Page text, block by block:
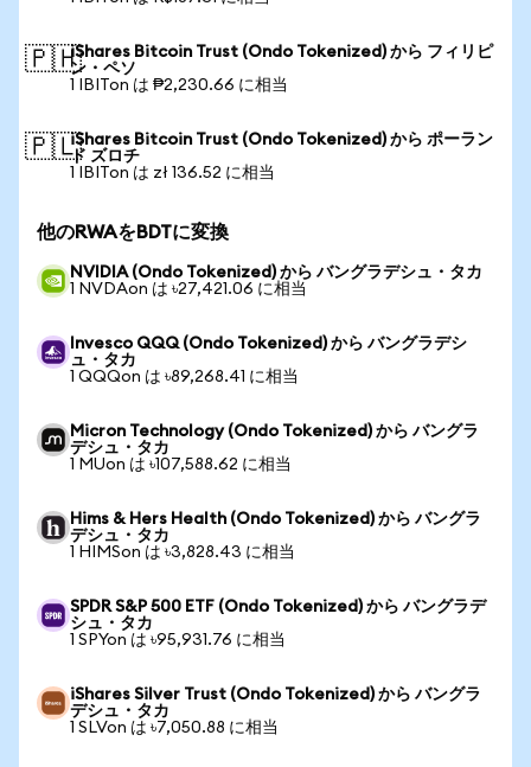
🇵🇭iShares Bitcoin Trust (Ondo Tokenized) から フィリピ
ン・ペソ
1 IBITon は ₱2,230.66 に相当
🇵🇱iShares Bitcoin Trust (Ondo Tokenized) から ポーラン
ド ズロチ
1 IBITon は zł 136.52 に相当
他のRWAをBDTに変換
NVIDIA (Ondo Tokenized) から バングラデシュ・タカ
1 NVDAon は ৳27,421.06 に相当
Invesco QQQ (Ondo Tokenized) から バングラデシ
ュ・タカ
1 QQQon は ৳89,268.41 に相当
Micron Technology (Ondo Tokenized) から バングラ
デシュ・タカ
1 MUon は ৳107,588.62 に相当
Hims & Hers Health (Ondo Tokenized) から バングラ
デシュ・タカ
1 HIMSon は ৳3,828.43 に相当
SPDR S&P 500 ETF (Ondo Tokenized) から バングラデ
シュ・タカ
1 SPYon は ৳95,931.76 に相当
iShares Silver Trust (Ondo Tokenized) から バングラ
デシュ・タカ
1 SLVon は ৳7,050.88 に相当